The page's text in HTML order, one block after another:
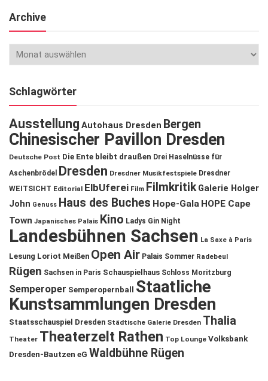
Archive
Schlagwörter
Ausstellung Autohaus Dresden Bergen
Chinesischer Pavillon Dresden
Deutsche Post Die Ente bleibt draußen Drei Haselnüsse für
Aschenbrödel
Dresden Dresdner Musikfestspiele Dresdner
WEITSICHT Editorial ElbUferei Film Filmkritik Galerie Holger
John Genuss Haus des Buches Hope-Gala HOPE Cape
Town Japanisches Palais Kino Ladys Gin Night
Landesbühnen Sachsen La Saxe à Paris
Lesung Loriot Meißen Open Air Palais Sommer Radebeul
Rügen Sachsen in Paris Schauspielhaus Schloss Moritzburg
Semperoper Semperopernball
Staatliche
Kunstsammlungen Dresden
Staatsschauspiel Dresden Städtische Galerie Dresden Thalia
Theater Theaterzelt Rathen Top Lounge Volksbank
Dresden-Bautzen eG Waldbühne Rügen